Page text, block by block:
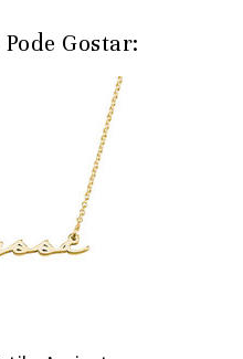
Gostar: